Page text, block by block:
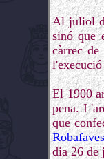
Al juliol
sinó que
càrrec
El 1900
pena.
que
Robafaves
dia 26